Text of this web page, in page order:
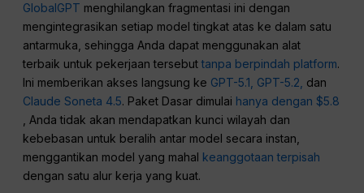
GlobalGPT menghilangkan fragmentasi ini dengan
mengintegrasikan setiap model tingkat atas ke dalam satu
antarmuka, sehingga Anda dapat menggunakan alat
terbaik untuk pekerjaan tersebuttanpa berpindah platform.
Ini memberikan akses langsung ke GPT-5.1, GPT-5.2, dan
Claude Soneta 4.5. Paket Dasar dimulai hanya dengan $5.8
, Anda tidak akan mendapatkan kunci wilayah dan
kebebasan untuk beralih antar model secara instan,
menggantikan model yang mahal keanggotaan terpisah
dengan satu alur kerja yang kuat.